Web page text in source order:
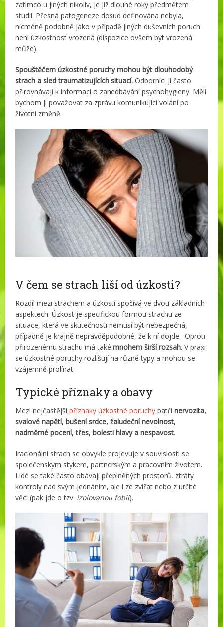
zatímco u jiných nikoliv, je již dlouhé roky předmětem
studií. Přesná patogeneze dosud definována nebyla,
nicméně podobně jako v případě jiných duševních poruch
není úzkostnost vrozená (dispozice ovšem být vrozená
může).
Spouštěčem úzkostné poruchy mohou být dlouhodobý
strach a sledtraumatizujících situací. Odborníci jí často
přirovnávají k informaci o zanedbávání psychohygieny. Měli
bychom ji považovat za zprávu komunikující volání po
životní změně.
V čem se strach liší od úzkosti?
Rozdíl mezi strachem a úzkostí spočívá ve dvou základních
aspektech. Úzkost je specifickou formou strachu ze
situace, která ve skutečnosti nemusí být nebezpečná,
případně je krajně nepravděpodobné, že k ní dojde. Oproti
přirozenému strachu má takémnohem širší rozsah. V praxi
se úzkostné poruchy rozlišují na různé typy a mohou se
vzájemně prolínat.
Typické příznaky a obavy
Mezi nejčastějšípříznaky úzkostné poruchy patřínervozita,
svalové napětí, bušení srdce, žaludeční nevolnost,
nadměrné pocení, třes, bolesti hlavy a nespavost.
Iracionální strach se obvykle projevuje v souvislosti se
společenským stykem, partnerským a pracovním životem.
Lidé se také často obávají přeplněných prostorů, ztráty
kontroly nad svým jednáním, ale i ze zvířat nebo z určité
věci (pak jde o tzv. izolovanou fobii).